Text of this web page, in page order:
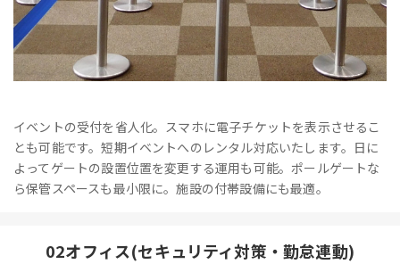
イベントの受付を省人化。スマホに電子チケットを表示させるこ
とも可能です。短期イベントへのレンタル対応いたします。日に
よってゲートの設置位置を変更する運用も可能。ポールゲートな
ら保管スペースも最小限に。施設の付帯設備にも最適。
02オフィス(セキュリティ対策・勤怠連動)